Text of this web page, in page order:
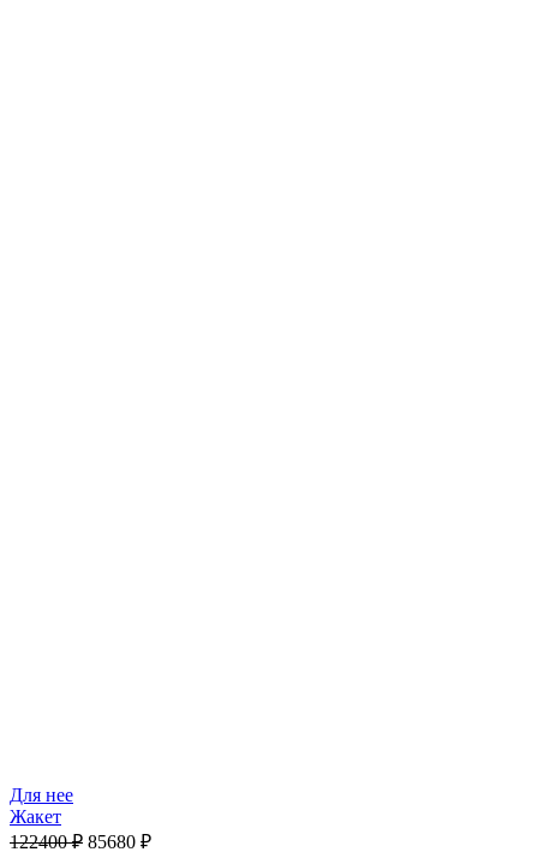
Для нее
Жакет
122400₽ 85680 ₽